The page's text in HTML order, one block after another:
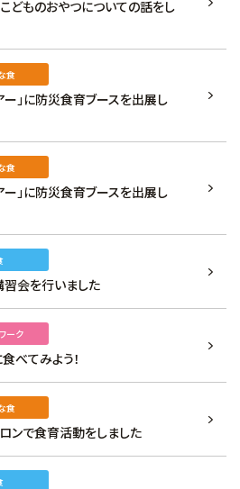
どものおやつについての話をし
食
」に防災食育ブースを出展し
食
」に防災食育ブースを出展し
会を行いました
ーク
べてみよう！
食
ンで食育活動をしました